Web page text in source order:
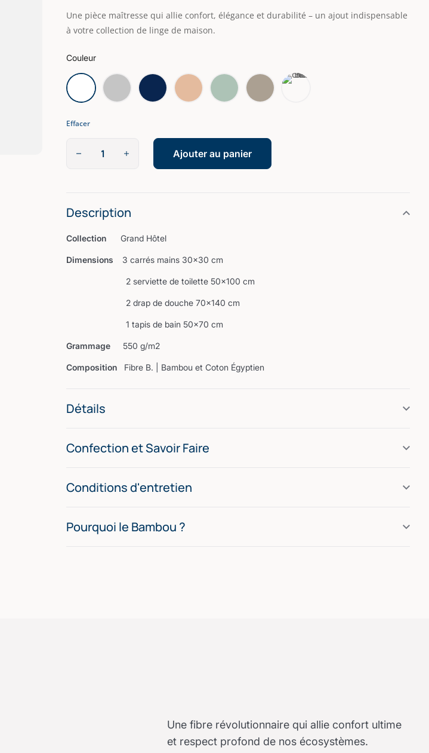
Une pièce maîtresse qui allie confort, élégance et durabilité – un ajout indispensable
à votre collection de linge de maison.
Couleur
Effacer
Ajouter au panier
Description
Collection Grand Hôtel
Dimensions 3 carrés mains 30×30 cm
2 serviette de toilette 50×100 cm
2 drap de douche 70×140 cm
1 tapis de bain 50×70 cm
Grammage 550 g/m2
Composition Fibre B. | Bambou et Coton Égyptien
Détails
Confection et Savoir Faire
Conditions d'entretien
Pourquoi le Bambou ?
Une fibre révolutionnaire qui allie confort ultime
et respect profond de nos écosystèmes.